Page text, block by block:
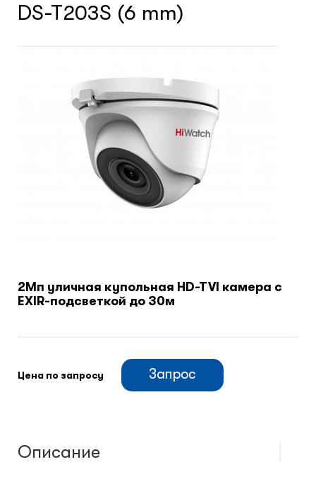
Защита товара на стеллажах
помещений
Системы контроля и управления
доступом
Сетевое оборудование
Климатический шкафы
DS-T203S (6 mm)
2Мп уличная купольная HD-TVI камера с
EXIR-подсветкой до 30м
Цена по запросу Запрос
Описание